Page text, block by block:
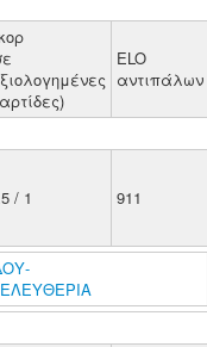
ELO
αντιπάλων
/ 1 911